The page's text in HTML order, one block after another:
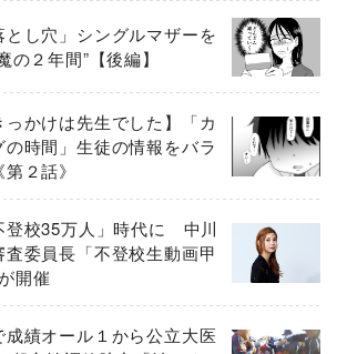
とし穴」シングルマザーを
の２年間”【後編】
っかけは先生でした】「カ
の時間」生徒の情報をバラ
２話》
登校35万人」時代に 中川
委員長「不登校生動画甲
開催
成績オール１から公立大医